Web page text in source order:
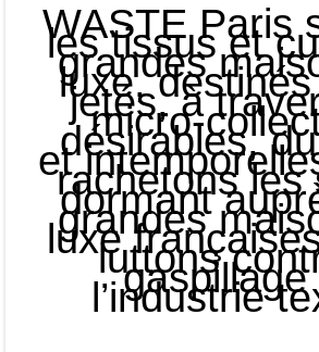
WASTE Paris
les tissus et
grandes
luxe,
jetés, à
micro-
désirables,
etrachetons les
dormant
grandes
luxeluttons
gaspillage
l’industrie